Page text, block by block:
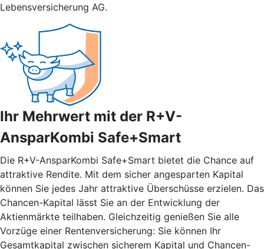
Lebensversicherung AG.
Ihr Mehrwert mit der R+V-
AnsparKombi Safe+Smart
Die R+V-AnsparKombi Safe+Smart bietet die Chance auf
attraktive Rendite. Mit dem sicher angesparten Kapital
können Sie jedes Jahr attraktive Überschüsse erzielen. Das
Chancen-Kapital lässt Sie an der Entwicklung der
Aktienmärkte teilhaben. Gleichzeitig genießen Sie alle
Vorzüge einer Rentenversicherung: Sie können Ihr
Gesamtkapital zwischen sicherem Kapital und Chancen-